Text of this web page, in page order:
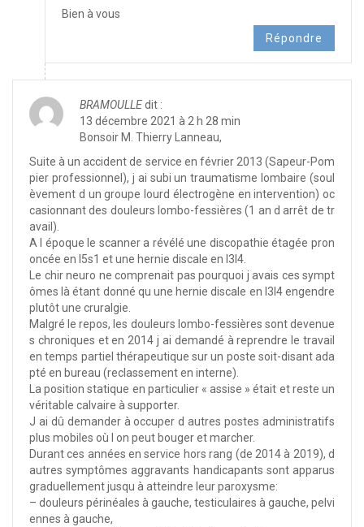
Bien à vous
Répondre
BRAMOULLEdit :
13 décembre 2021 à 2 h 28 min
Bonsoir M. Thierry Lanneau,
Suite à un accident de service en février 2013 (Sapeur-Pom
pier professionnel), j ai subi un traumatisme lombaire (soul
èvement d un groupe lourd électrogène en intervention) oc
casionnant des douleurs lombo-fessières (1 an d arrêt de tr
avail).
A l époque le scanner a révélé une discopathie étagée pron
oncée en l5s1 et une hernie discale en l3l4.
Le chir neuro ne comprenait pas pourquoi j avais ces sympt
ômes là étant donné qu une hernie discale en l3l4 engendre
plutôt une cruralgie.
Malgré le repos, les douleurs lombo-fessières sont devenue
s chroniques et en 2014 j ai demandé à reprendre le travail
en temps partiel thérapeutique sur un poste soit-disant ada
pté en bureau (reclassement en interne).
La position statique en particulier « assise » était et reste un
véritable calvaire à supporter.
J ai dû demander à occuper d autres postes administratifs
plus mobiles où l on peut bouger et marcher.
Durant ces années en service hors rang (de 2014 à 2019), d
autres symptômes aggravants handicapants sont apparus
graduellement jusqu à atteindre leur paroxysme:
– douleurs périnéales à gauche, testiculaires à gauche, pelvi
ennes à gauche,